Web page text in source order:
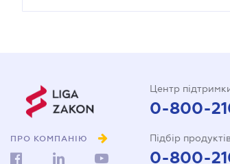
ПРО КОМПАНІЮ
Центр
0-800-
Підбір
0-800-